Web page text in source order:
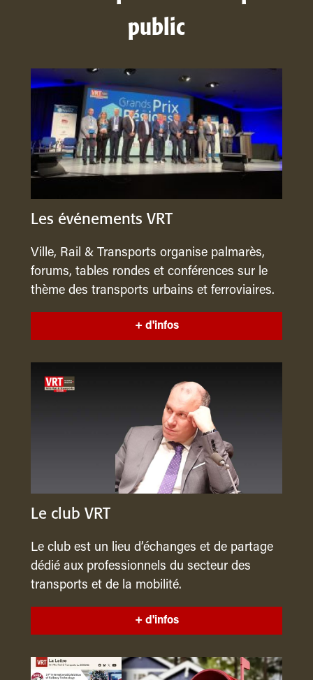
public
Les événements VRT
Ville, Rail & Transports organise palmarès,
forums, tables rondes et conférences sur le
thème des transports urbains et ferroviaires.
+ d'infos
Le club VRT
Le club est un lieu d’échanges et de partage
dédié aux professionnels du secteur des
transports et de la mobilité.
+ d'infos